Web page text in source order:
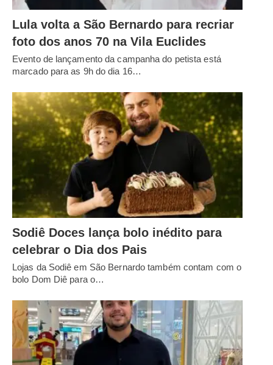
Lula volta a São Bernardo para recriar
foto dos anos 70 na Vila Euclides
Evento de lançamento da campanha do petista está
marcado para as 9h do dia 16…
Sodiê Doces lança bolo inédito para
celebrar o Dia dos Pais
Lojas da Sodiê em São Bernardo também contam com o
bolo Dom Diê para o…